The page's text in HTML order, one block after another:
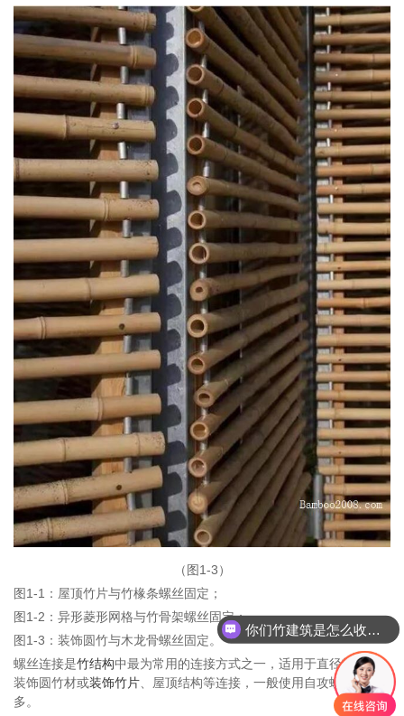
（图1-3）
图1-1：屋顶竹片与竹椽条螺丝固定；
图1-2：异形菱形网格与竹骨架螺丝固定；
图1-3：装饰圆竹与木龙骨螺丝固定。
螺丝连接是竹结构中最为常用的连接方式之一，适用于直径较小的
装饰圆竹材或装饰竹片 、屋顶结构等连接，一般使用自攻螺丝最
多。